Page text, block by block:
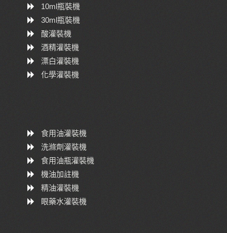
10ml瓶裝機
30ml瓶裝機
酸灌裝機
酒精灌裝機
漂白灌裝機
化學灌裝機
食用油灌裝機
洗滌劑灌裝機
食用油瓶灌裝機
機油加註機
精油灌裝機
眼藥水灌裝機